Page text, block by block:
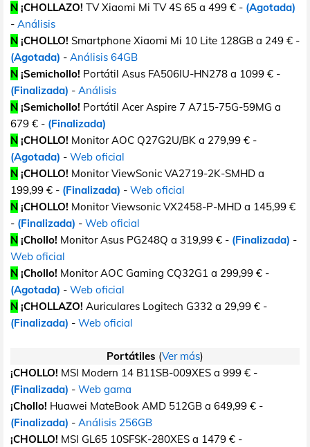
N ¡CHOLLAZO! TV Xiaomi Mi TV 4S 65 a 499 € - (Agotada)
- Análisis
N ¡CHOLLO! Smartphone Xiaomi Mi 10 Lite 128GB a 249 € -
(Agotada) - Análisis 64GB
N ¡Semichollo! Portátil Asus FA506IU-HN278 a 1099 € -
(Finalizada) - Análisis
N ¡Semichollo! Portátil Acer Aspire 7 A715-75G-59MG a
679 € - (Finalizada)
N ¡CHOLLO! Monitor AOC Q27G2U/BK a 279,99 € -
(Agotada) - Web oficial
N ¡CHOLLO! Monitor ViewSonic VA2719-2K-SMHD a
199,99 € - (Finalizada) - Web oficial
N ¡CHOLLO! Monitor Viewsonic VX2458-P-MHD a 145,99 €
- (Finalizada) - Web oficial
N ¡Chollo! Monitor Asus PG248Q a 319,99 € - (Finalizada) -
Web oficial
N ¡Chollo! Monitor AOC Gaming CQ32G1 a 299,99 € -
(Agotada) - Web oficial
N ¡CHOLLAZO! Auriculares Logitech G332 a 29,99 € -
(Finalizada) - Web oficial
Portátiles (Ver más)
¡CHOLLO! MSI Modern 14 B11SB-009XES a 999 € -
(Finalizada) - Web gama
¡Chollo! Huawei MateBook AMD 512GB a 649,99 € -
(Finalizada) - Análisis 256GB
¡CHOLLO! MSI GL65 10SFSK-280XES a 1479 € -